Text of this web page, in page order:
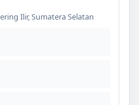
Ilir,Sumatera Selatan